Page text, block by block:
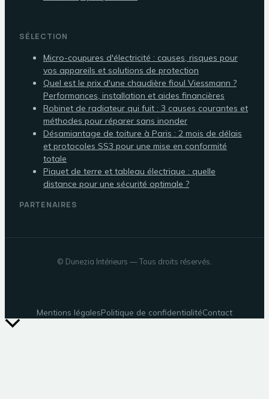
SÉLECTION
Micro-coupures d'électricité : causes, risques pour
vos appareils et solutions de protection
Quel est le prix d'une chaudière fioul Viessmann ?
Performances, installation et aides financières
Robinet de radiateur qui fuit : 3 causes courantes et
méthodes pour réparer sans inonder
Désamiantage de toiture à Paris : 2 mois de délais
et protocoles SS3 pour une mise en conformité
totale
Piquet de terre et tableau électrique : quelle
distance pour une sécurité optimale ?
PARTENAIRES
© Dunezia Intérieurs — Tous droits réservés.
Mentions légalesPolitique de confidentialitéContact